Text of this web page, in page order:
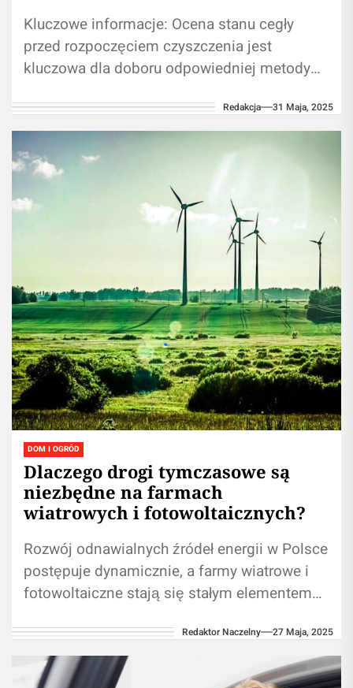
Kluczowe informacje: Ocena stanu cegły
przed rozpoczęciem czyszczenia jest
kluczowa dla doboru odpowiedniej metody
białych wykwitów i uszkodzeń struktury
cegły...
Redakcja 31 Maja, 2025
DOM I OGRÓD
Dlaczego drogi tymczasowe są
niezbędne na farmach
wiatrowych i fotowoltaicznych?
Rozwój odnawialnych źródeł energii w Polsce
postępuje dynamicznie, a farmy wiatrowe i
fotowoltaiczne stają się stałym elementem
się jednak z...
Redaktor Naczelny 27 Maja, 2025